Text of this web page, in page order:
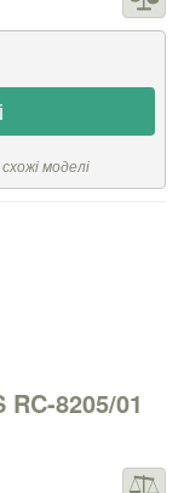
моделі
8205/01